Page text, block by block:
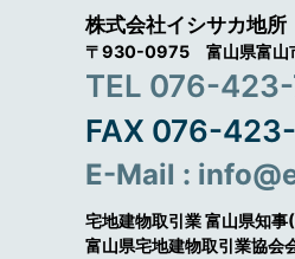
株式会社イシサカ地所
〒930-0975 富山県富山
TEL 076-
FAX 076-
E-Mail :
宅地建物取引業 富山県知
富山県宅地建物取引業協会